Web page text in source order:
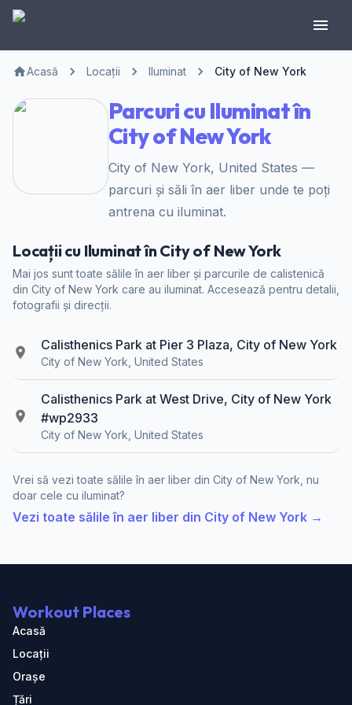
Acasă Locații Iluminat City of New York
Parcuri cu Iluminat în
City of New York
City of New York, United States —
parcuri și săli în aer liber unde te poți
antrena cu iluminat.
Locații cu Iluminat în City of New York
Mai jos sunt toate sălile în aer liber și parcurile de calistenică
din City of New York care au iluminat. Accesează pentru detalii,
fotografii și direcții.
Calisthenics Park at Pier 3 Plaza, City of New York
City of New York, United States
Calisthenics Park at West Drive, City of New York
#wp2933
City of New York, United States
Vrei să vezi toate sălile în aer liber din City of New York, nu
doar cele cu iluminat?
Vezi toate sălile în aer liber din City of New York →
Workout Places
Acasă
Locații
Orașe
Țări